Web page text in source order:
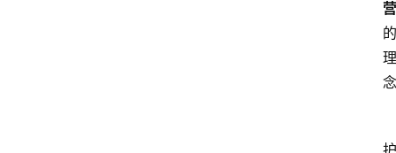
营
的
理
念
护